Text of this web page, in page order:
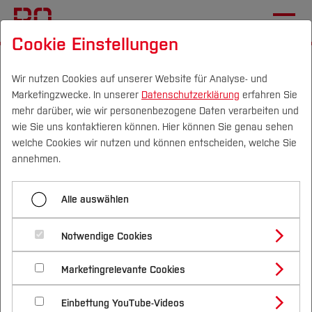
Campus Personen DE|EN Quicklinks
Studium
Studienangebote
Bachelorstudiengänge
Masterstudiengänge
Vor dem Studium
Bewerben & Einschreiben
Bewerbungsportal
Im Studium
Studienbüros und Prüfungen
Nach dem Studium
Forschung & Transfer
Profil
Forschungs- und Transferprofil
Schwerpunkte (FuT)
Beratung & Förderung
Nachhaltigkeit
Nachhaltigkeit studieren
International
PUG · Aufbau
berufsbegleitender
Studienangebote in den
Pflege- und
Gesundheitswissenschaften
Das Verbundprojekt PuG wurde vom 01.08.2014
bis zum 31.07.2020 im Rahmen des Bund-Länder-
Wettbewerbs 'Aufstieg durch Bildung: Offene
Hochschulen' mit rund vier Millionen Euro vom
Cookie Einstellungen
Wir nutzen Cookies auf unserer Website für Analyse- und
Marketingzwecke. In unserer Datenschutzerklärung erfahren Sie
mehr darüber, wie wir personenbezogene Daten verarbeiten und
wie Sie uns kontaktieren können. Hier können Sie genau sehen
welche Cookies wir nutzen und können entscheiden, welche Sie
annehmen.
Alle auswählen
Notwendige Cookies
Marketingrelevante Cookies
Einbettung YouTube-Videos